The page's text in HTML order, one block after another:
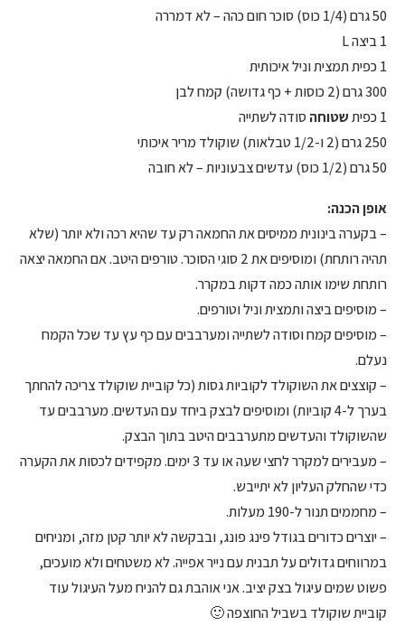
50 גרם (1/4 כוס) סוכר חום כהה – לא דמררה
1 ביצה L
1 כפית תמצית וניל איכותית
300 גרם (2 כוסות + כף גדושה) קמח לבן
1 כפית
שטוחהסודה לשתייה
250 גרם (2 ו-1/2 טבלאות) שוקולד מריר איכותי
50 גרם (1/2 כוס) עדשים צבעוניות – לא חובה
אופן הכנה:
– בקערה בינונית ממיסים את החמאה רק עד שהיא רכה ולא יותר (שלא
תהיה רותחת) ומוסיפים את 2 סוגי הסוכר. טורפים היטב. אם החמאה יצאה
רותחת שימו אותה כמה דקות במקרר.
– מוסיפים ביצה ותמצית וניל וטורפים.
– מוסיפים קמח וסודה לשתייה ומערבבים עם כף עץ עד שכל הקמח
נעלם.
– קוצצים את השוקולד לקוביות גסות (כל קוביית שוקולד צריכה להחתך
בערך ל-4 קוביות) ומוסיפים לבצק ביחד עם העדשים. מערבבים עד
שהשוקולד והעדשים מתערבבים היטב בתוך הבצק.
– מעבירים למקרר לחצי שעה או עד 3 ימים. מקפידים לכסות את הקערה
כדי שהחלק העליון לא יתייבש.
– מחממים תנור ל-190 מעלות.
– יוצרים כדורים בגודל פינג פונג, ובבקשה לא יותר קטן מזה, ומניחים
במרווחים גדולים על תבנית עם נייר אפייה. לא משטחים ולא מועכים,
פשוט שמים עיגול בצק יציב. אני אוהבת גם להניח מעל העיגול עוד
קוביית שוקולד בשביל החוצפה 🙂